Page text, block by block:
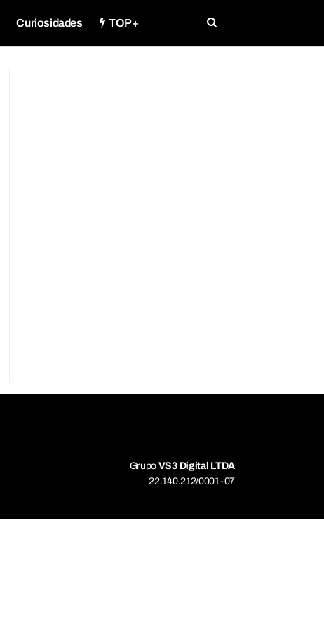
Curiosidades TOP+
Grupo VS3 Digital LTDA
22.140.212/0001-07